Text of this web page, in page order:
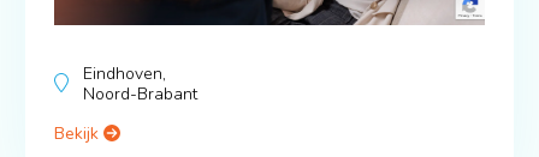
Eindhoven,
Noord-Brabant
Bekijk